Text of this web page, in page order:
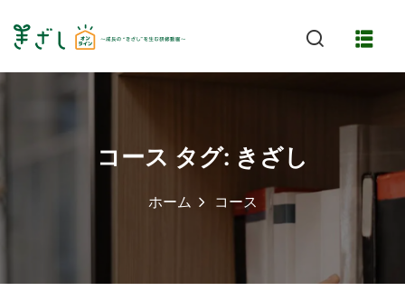
コース タグ: きざし
ホーム コース